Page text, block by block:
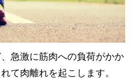
急激に筋肉への負荷がかか
て肉離れを起こします。